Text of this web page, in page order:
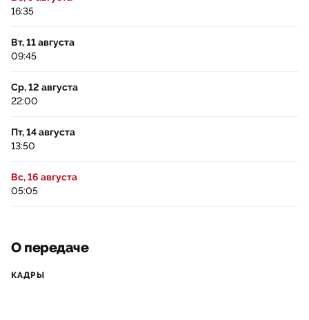
16:35
Вт, 11 августа
09:45
Ср, 12 августа
22:00
Пт, 14 августа
13:50
Вс, 16 августа
05:05
О передаче
КАДРЫ